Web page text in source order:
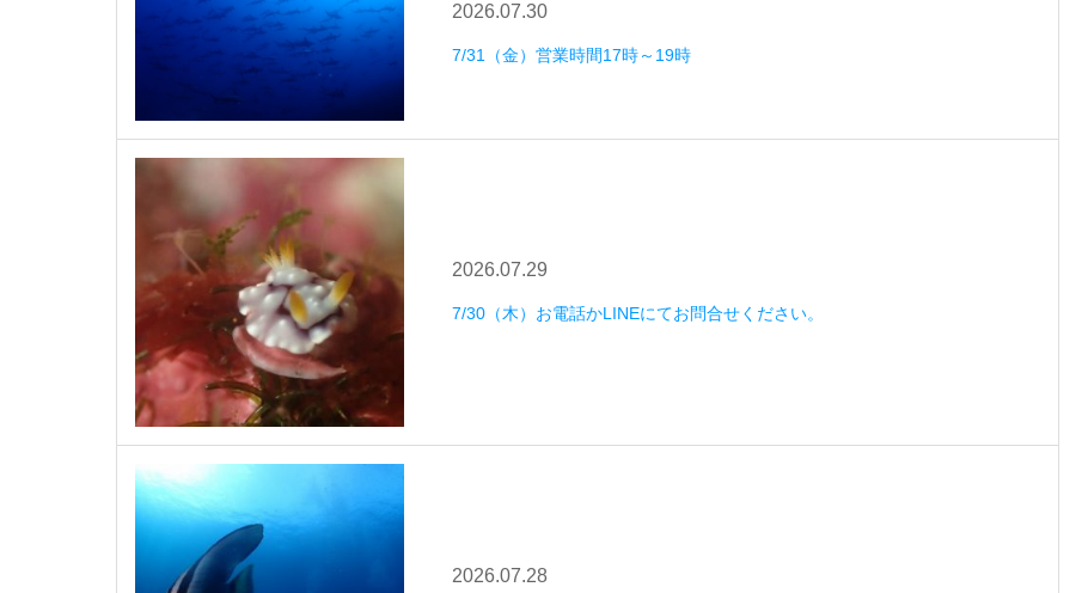
2026.07.30
7/31（金）営業時間17時～19時
2026.07.29
7/30（木）お電話かLINEにてお問合せください。
2026.07.28